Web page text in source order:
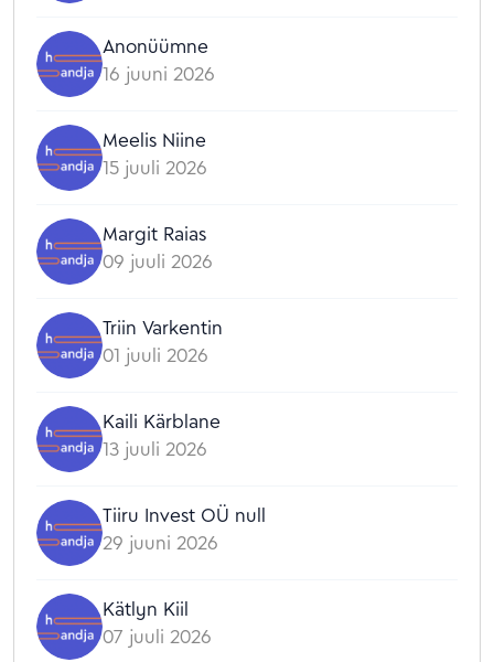
Anonüümne
16 juuni 2026
Meelis Niine
15 juuli 2026
Margit Raias
09 juuli 2026
Triin Varkentin
01 juuli 2026
Kaili Kärblane
13 juuli 2026
Tiiru Invest OÜ null
29 juuni 2026
Kätlyn Kiil
07 juuli 2026